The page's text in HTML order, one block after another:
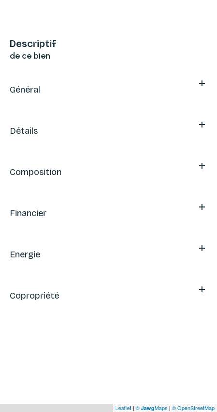
descriptif
de ce bien
Général
Détails
Composition
Financier
Energie
Copropriété
Leaflet | © JawgMaps | © OpenStreetMap